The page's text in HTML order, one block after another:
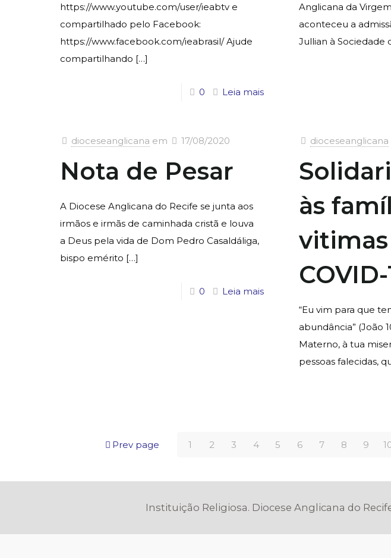
https://www.youtube.com/user/ieabtv e
compartilhado pelo Facebook:
https://www.facebook.com/ieabrasil/ Ajude
compartilhando […]
0 Leia mais
Anglicana da
aconteceu a
Jullian à Sociedade
dioceseanglicana em 17/08/2020
Nota de Pesar
A Diocese Anglicana do Recife se junta aos
irmãos e irmãs de caminhada cristã e louva
a Deus pela vida de Dom Pedro Casaldáliga,
bispo emérito […]
0 Leia mais
dioceseanglicana
às
COVID-
“Eu vim para que
abundância” (João
Materno, à tua
pessoas falecidas,
Prev page 1 2 3 4 5 6 7 8 9
Instituição Religiosa. Diocese Anglicana do